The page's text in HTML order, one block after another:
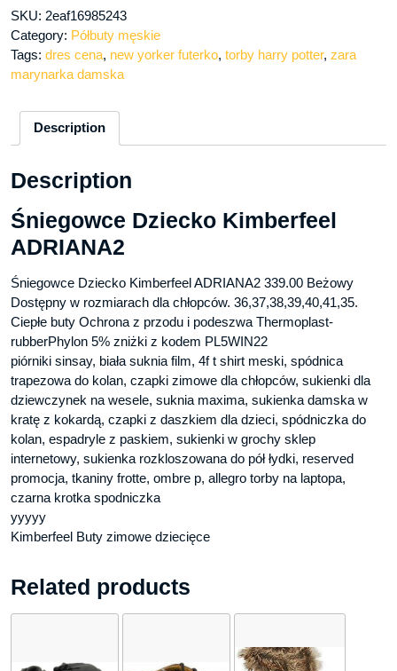
SKU: 2eaf16985243
Category: Półbuty męskie
Tags: dres cena, new yorker futerko, torby harry potter, zara
marynarka damska
Description
Description
Śniegowce Dziecko Kimberfeel
ADRIANA2
Śniegowce Dziecko Kimberfeel ADRIANA2 339.00 Beżowy
Dostępny w rozmiarach dla chłopców. 36,37,38,39,40,41,35.
Ciepłe buty Ochrona z przodu i podeszwa Thermoplast-
rubberPhylon 5% zniżki z kodem PL5WIN22
piórniki sinsay, biała suknia film, 4f t shirt meski, spódnica
trapezowa do kolan, czapki zimowe dla chłopców, sukienki dla
dziewczynek na wesele, suknia maxima, sukienka damska w
kratę z kokardą, czapki z daszkiem dla dzieci, spódniczka do
kolan, espadryle z paskiem, sukienki w grochy sklep
internetowy, sukienka rozkloszowana do pół łydki, reserved
promocja, tkaniny frotte, ombre p, allegro torby na laptopa,
czarna krotka spodniczka
yyyyy
Kimberfeel Buty zimowe dziecięce
Related products